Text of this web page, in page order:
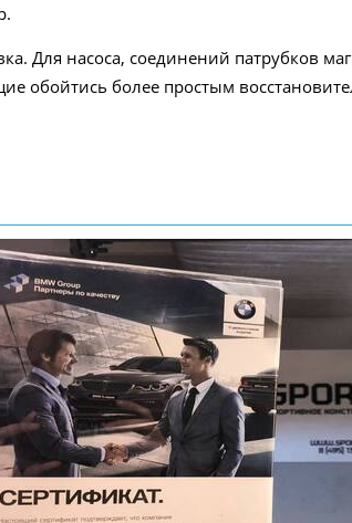
Для насоса, соединений патрубков
обойтись более простым